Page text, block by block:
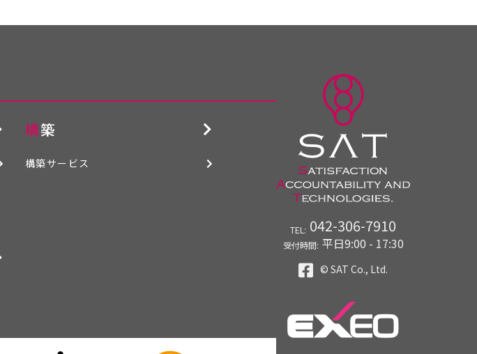
構築
構築サービス
TEL: 042-306-7910
受付時間: 平日9:00 - 17:30
© SAT Co., Ltd.